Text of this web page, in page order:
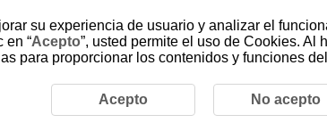
de vídeo Estabilización de imagen
su experiencia de usuario y analizar el
en “Acepto”, usted permite el uso de Cookies. Al
para proporcionar los contenidos y funciones
Acepto No acepto